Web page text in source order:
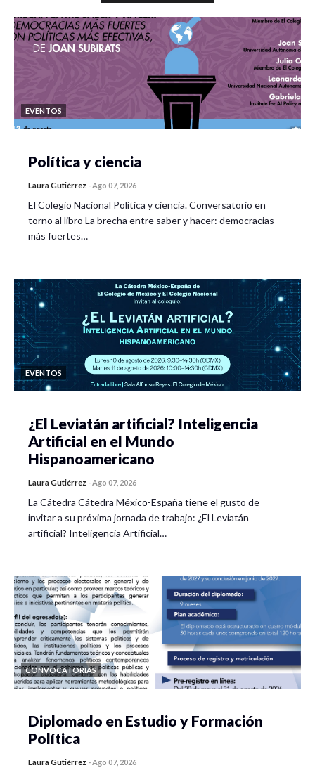
EVENTOS
Política y ciencia
Laura Gutiérrez -Ago 07, 2026
El Colegio Nacional Política y ciencia. Conversatorio en
torno al libro La brecha entre saber y hacer: democracias
más fuertes…
EVENTOS
¿El Leviatán artificial? Inteligencia
Artificial en el Mundo
Hispanoamericano
Laura Gutiérrez -Ago 07, 2026
La Cátedra Cátedra México-España tiene el gusto de
invitar a su próxima jornada de trabajo: ¿El Leviatán
artificial? Inteligencia Artificial…
CONVOCATORIAS
Diplomado en Estudio y Formación
Política
Laura Gutiérrez -Ago 07, 2026